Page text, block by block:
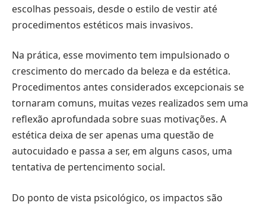
escolhas pessoais, desde o estilo de vestir até
procedimentos estéticos mais invasivos.
Na prática, esse movimento tem impulsionado o
crescimento do mercado da beleza e da estética.
Procedimentos antes considerados excepcionais se
tornaram comuns, muitas vezes realizados sem uma
reflexão aprofundada sobre suas motivações. A
estética deixa de ser apenas uma questão de
autocuidado e passa a ser, em alguns casos, uma
tentativa de pertencimento social.
Do ponto de vista psicológico, os impactos são